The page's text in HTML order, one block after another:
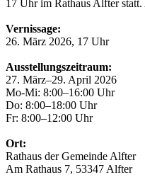
17 Uhr im Rathaus Alfter
Vernissage:
26. März 2026, 17 Uhr
Ausstellungszeitraum:
27. März–29. April 2026
Mo-Mi: 8:00–16:00 Uhr
Do: 8:00–18:00 Uhr
Fr: 8:00–12:00 Uhr
Ort:
Rathaus der Gemeinde Alfter
Am Rathaus 7, 53347 Alfter